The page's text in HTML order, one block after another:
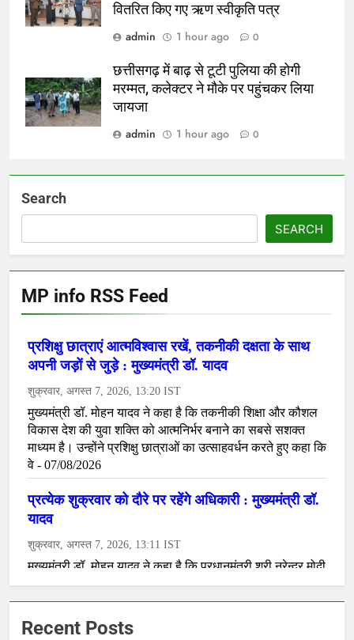
वितरित किए गए ऋण स्वीकृति पत्र
admin
1 hour ago 0
छत्तीसगढ़ में बाढ़ से टूटी पुलिया की होगी
मरम्मत, कलेक्टर ने मौके पर पहुंचकर लिया
जायजा
admin
1 hour ago 0
Search
SEARCH
MP info RSS Feed
Recent Posts